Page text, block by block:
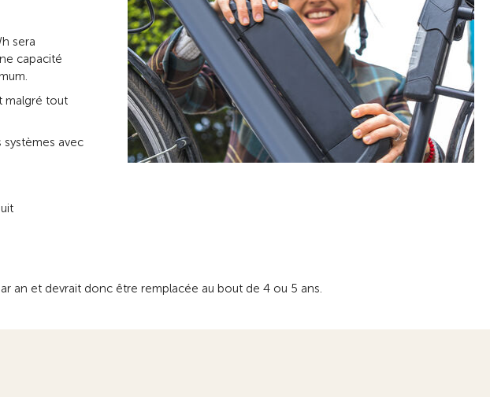
sera
capacité
malgré tout
avec
an et devrait donc être remplacée au bout de 4 ou 5 ans.